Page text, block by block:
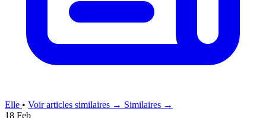
Elle • Voir articles similaires → Similaires →
18 Feb